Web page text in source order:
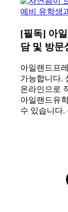
[필독] 아
담 및 방문
아일랜드프
가능합니다.
온라인으로
아일랜드유
수 있습니다